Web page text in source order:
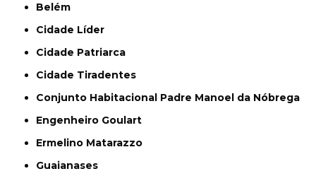
Belém
Cidade Líder
Cidade Patriarca
Cidade Tiradentes
Conjunto Habitacional Padre Manoel da Nóbrega
Engenheiro Goulart
Ermelino Matarazzo
Guaianases